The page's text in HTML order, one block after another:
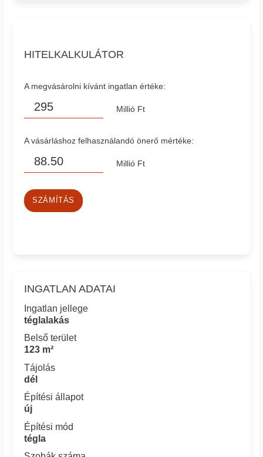
HITELKALKULÁTOR
A megvásárolni kívánt ingatlan értéke:
Millió Ft
A vásárláshoz felhasználandó önerő mértéke:
Millió Ft
SZÁMÍTÁS
INGATLAN ADATAI
Ingatlan jellege
téglalakás
Belső terület
123 m²
Tájolás
dél
Építési állapot
új
Építési mód
tégla